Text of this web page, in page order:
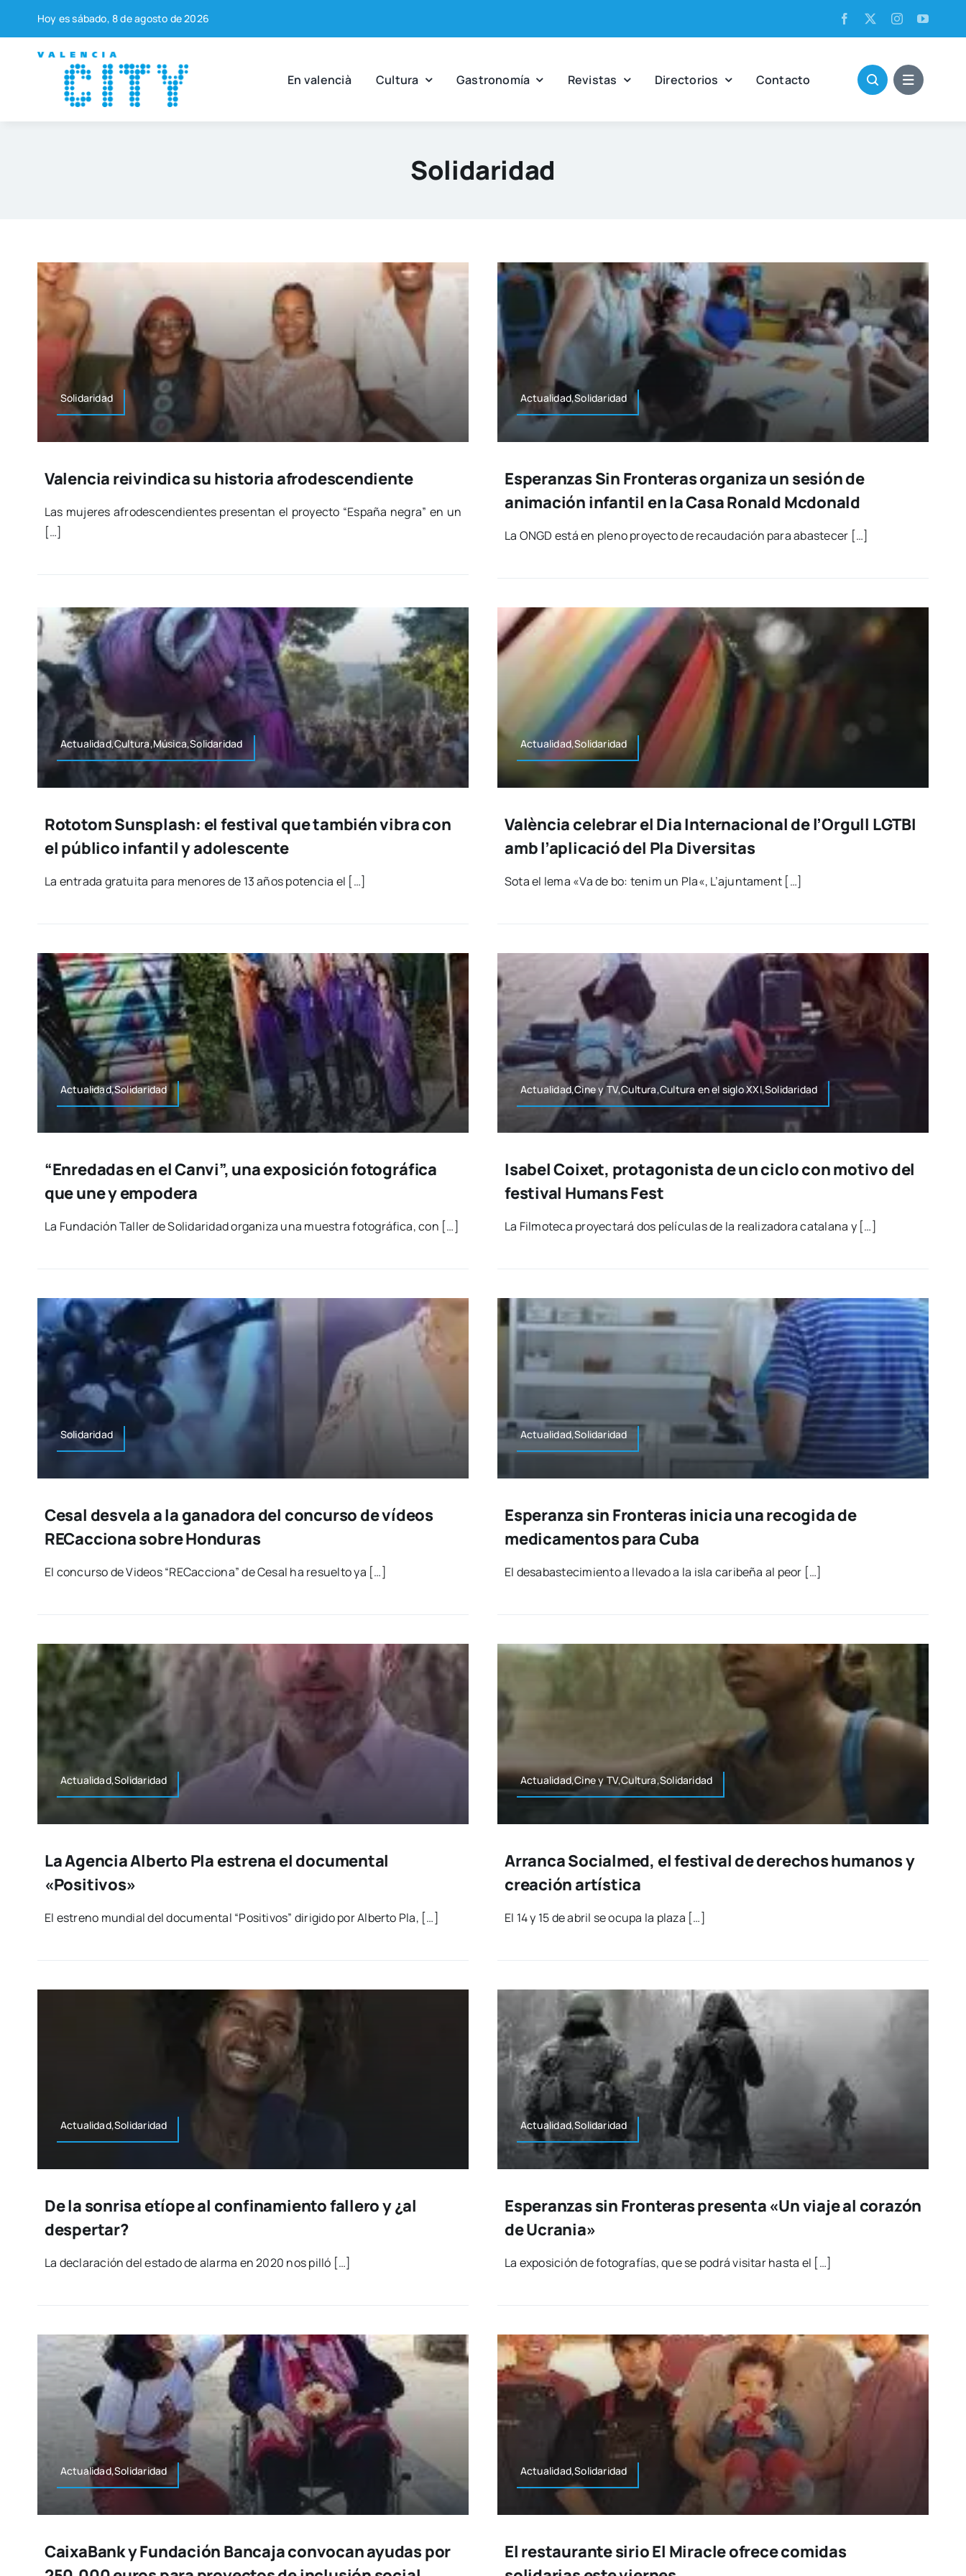
contenido
Hoy es sába­do, 8 de agos­to de 2026
En valen­cià Cul­tu­ra Gas­tro­no­mía Revis­tas Direc­to­rios Con­tac­to
Solidaridad
Soli­da­ri­dad
Valencia reivindica su historia afrodescendiente
Las muje­res afro­des­cen­dien­tes pre­sen­tan el pro­yec­to “Espa­ña negra” en un
[…]
Actualidad,Solidaridad
Esperanzas Sin Fronteras organiza un sesión de
animación infantil en la Casa Ronald Mcdonald
La ONGD está en pleno pro­yec­to de recau­da­ción para abas­te­cer […]
Actualidad,Cultura,Música,Solidaridad
Rototom Sunsplash: el festival que también vibra con
el público infantil y adolescente
La entra­da gra­tui­ta para meno­res de 13 años poten­cia el […]
Actualidad,Solidaridad
València celebrar el Dia Internacional de l’Orgull LGTBI
amb l’aplicació del Pla Diversitas
Sota el lema «Va de bo: tenim un Pla«, L’ajuntament […]
Actualidad,Solidaridad
“Enredadas en el Canvi”, una exposición fotográfica
que une y empodera
La Fun­da­ción Taller de Soli­da­ri­dad orga­ni­za una mues­tra foto­grá­fi­ca, con […]
Actualidad,Cine y TV,Cultura,Cultura en el siglo XXI,Solidaridad
Isabel Coixet, protagonista de un ciclo con motivo del
festival Humans Fest
La Fil­mo­te­ca pro­yec­ta­rá dos pelí­cu­las de la rea­li­za­do­ra cata­la­na y […]
Soli­da­ri­dad
Cesal desvela a la ganadora del concurso de vídeos
RECacciona sobre Honduras
El con­cur­so de Videos “RECac­cio­na” de Cesal ha resuel­to ya […]
Actualidad,Solidaridad
Esperanza sin Fronteras inicia una recogida de
medicamentos para Cuba
El des­abas­te­ci­mien­to a lle­va­do a la isla cari­be­ña al peor […]
Actualidad,Solidaridad
La Agencia Alberto Pla estrena el documental
«Positivos»
El estreno mun­dial del docu­men­tal “Posi­ti­vos” diri­gi­do por Alber­to Pla, […]
Actualidad,Cine y TV,Cultura,Solidaridad
Arranca Socialmed, el festival de derechos humanos y
creación artística
El 14 y 15 de abril se ocu­pa la pla­za […]
Actualidad,Solidaridad
De la sonrisa etíope al confinamiento fallero y ¿al
despertar?
La decla­ra­ción del esta­do de alar­ma en 2020 nos pilló […]
Actualidad,Solidaridad
Esperanzas sin Fronteras presenta «Un viaje al corazón
de Ucrania»
La expo­si­ción de foto­gra­fías, que se podrá visi­tar has­ta el […]
Actualidad,Solidaridad
CaixaBank y Fundación Bancaja convocan ayudas por
Actualidad,Solidaridad
El restaurante sirio El Miracle ofrece comidas